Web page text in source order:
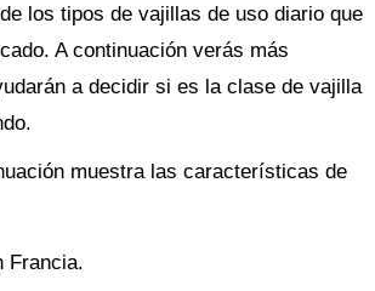
los tipos de vajillas de uso diario que
A continuación verás más
a decidir si es la clase de vajilla
muestra las características de
Francia.